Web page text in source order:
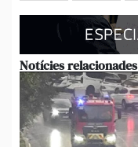
Notícies relacionades